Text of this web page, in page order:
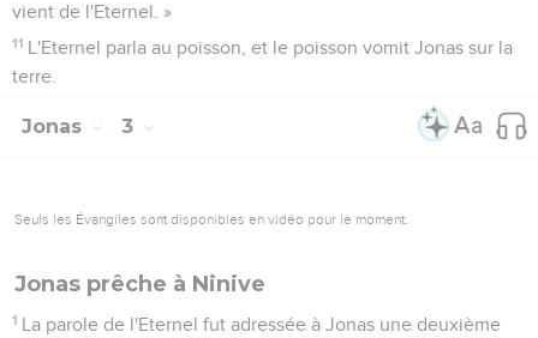
vient de l'Eternel. »
11 L'Eternel parla au poisson, et le poisson vomit Jonas sur la
terre.
Jonas 3
Seuls les Évangiles sont disponibles en vidéo pour le moment.
Jonas prêche à Ninive
1 La parole de l'Eternel fut adressée à Jonas une deuxième